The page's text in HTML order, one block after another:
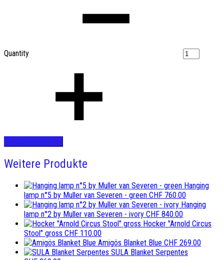
Quantity
Weitere Produkte
Hanging
lamp n°5 by Muller van Severen - green CHF 760.00
Hanging
lamp n°2 by Muller van Severen - ivory CHF 840.00
Hocker "Arnold Circus
Stool" gross CHF 110.00
Amigös Blanket Blue CHF 269.00
SULA Blanket Serpentes